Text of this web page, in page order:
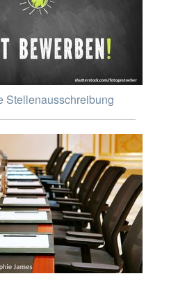
Stellenausschreibung